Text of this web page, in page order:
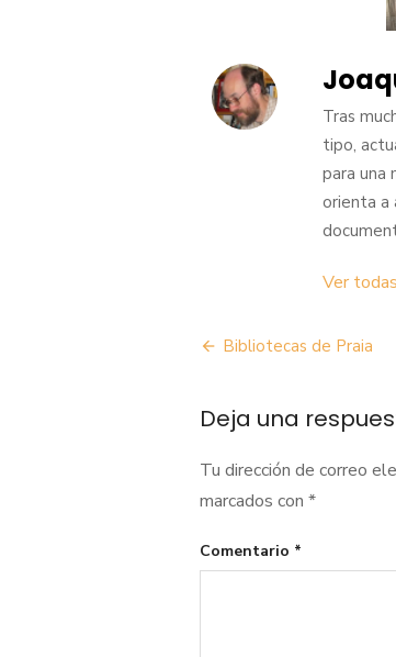
Tras
tipo,
para una
orienta a
Ver
Navegación
entradas
Bibliotecas de Praia
Deja una
Tu dirección de correo
marcados con *
Comentario *